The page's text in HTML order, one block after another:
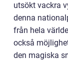
utsökt vackra
denna
från hela
också
den magiska